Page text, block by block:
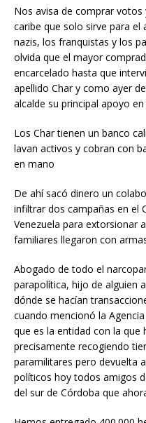
Nos avisa de comprar votos
caribe que solo sirve para
nazis, los franquistas y los
olvida que el mayor
encarcelado hasta que
apellido Char y como ayer
alcalde su principal apoyo en
Los Char tienen un banco
lavan activos y cobran con
en mano
De ahí sacó dinero un
infiltrar dos campañas en el
Venezuela para extorsionar
familiares llegaron con
Abogado de todo el
parapolítica, hijo de alguien
dónde se hacían
cuando mencionó la
que es la entidad con la
precisamente recogiendo
paramilitares pero devuelta
políticos hoy todos amigos
del sur de Córdoba que